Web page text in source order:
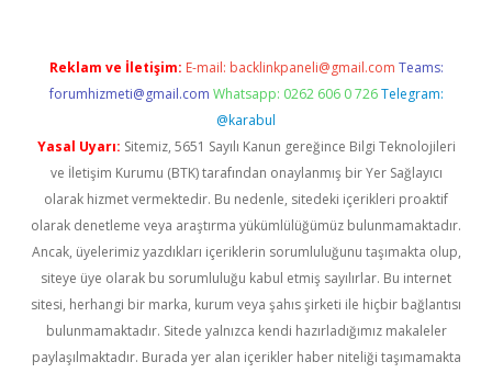
Reklam ve İletişim: E-mail: backlinkpaneli@gmail.com Teams:
forumhizmeti@gmail.com Whatsapp: 0262 606 0 726 Telegram:
@karabul
Yasal Uyarı: Sitemiz, 5651 Sayılı Kanun gereğince Bilgi Teknolojileri
ve İletişim Kurumu (BTK) tarafından onaylanmış bir Yer Sağlayıcı
olarak hizmet vermektedir. Bu nedenle, sitedeki içerikleri proaktif
olarak denetleme veya araştırma yükümlülüğümüz bulunmamaktadır.
Ancak, üyelerimiz yazdıkları içeriklerin sorumluluğunu taşımakta olup,
siteye üye olarak bu sorumluluğu kabul etmiş sayılırlar. Bu internet
sitesi, herhangi bir marka, kurum veya şahıs şirketi ile hiçbir bağlantısı
bulunmamaktadır. Sitede yalnızca kendi hazırladığımız makaleler
paylaşılmaktadır. Burada yer alan içerikler haber niteliği taşımamakta